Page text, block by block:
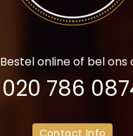
Bestel online of bel ons
020 786
Contact Info